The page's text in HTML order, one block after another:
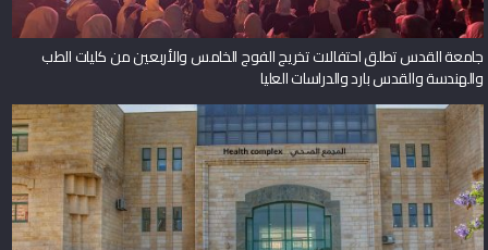
جامعة القدس تطلق احتفالات تخريج الفوج الخامس والأربعين من كليات الطب
والهندسة والقدس بارد والدراسات العليا